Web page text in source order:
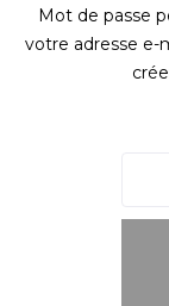
Mot de passe
votre adresse e-